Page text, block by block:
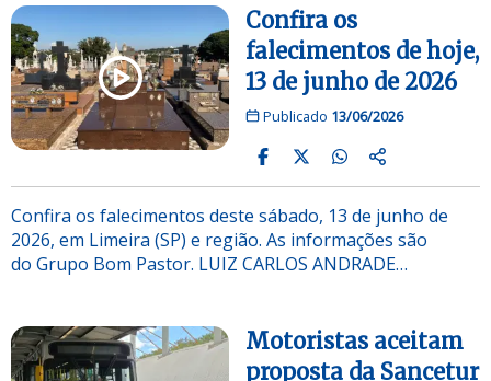
Confira os
falecimentos de hoje,
13 de junho de 2026
Publicado 13/06/2026
Confira os falecimentos deste sábado, 13 de junho de
2026, em Limeira (SP) e região. As informações são
do Grupo Bom Pastor. LUIZ CARLOS ANDRADE…
Motoristas aceitam
proposta da Sancetur